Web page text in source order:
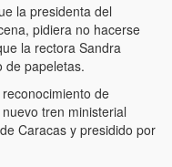
clausurados por el
desde que tomó el
la presidenta del
pidiera no hacerse
la rectora Sandra
de papeletas.
de
tren ministerial
Caracas y presidido por